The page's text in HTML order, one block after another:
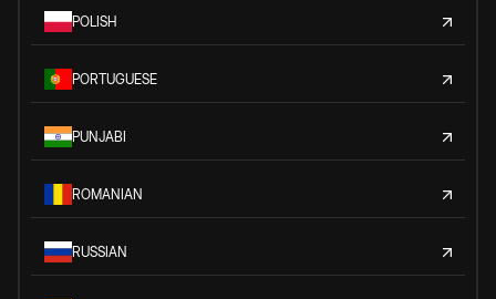
POLISH
PORTUGUESE
PUNJABI
ROMANIAN
RUSSIAN